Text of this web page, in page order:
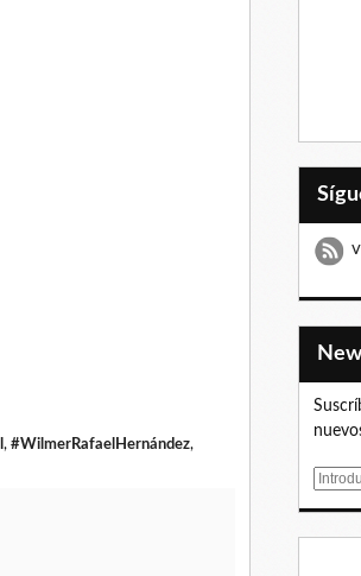
, #WilmerRafaelHernández,
E